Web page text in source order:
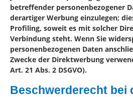
betreffender personenbezogener
derartiger Werbung einzulegen;
Profiling, soweit es mit solcher
Verbindung steht. Wenn Sie
personenbezogenen Daten
Zwecke der Direktwerbung
Art. 21 Abs. 2 DSGVO).
Beschwerderecht bei